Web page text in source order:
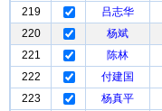
219
吕志华
220
杨斌
221
陈林
222
付建国
223
杨真平